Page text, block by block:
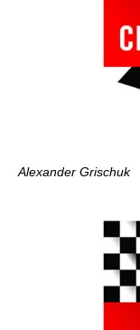
Alexander Grischuk